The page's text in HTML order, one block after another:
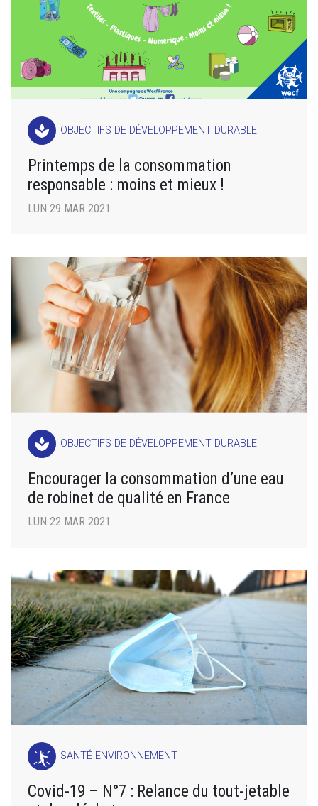
spa OBJECTIFS DE DÉVELOPPEMENT DURABLE
Printemps de la consommation
responsable : moins et mieux !
LUN 29 MAR 2021
spa OBJECTIFS DE DÉVELOPPEMENT DURABLE
Encourager la consommation d’une eau
de robinet de qualité en France
LUN 22 MAR 2021
SANTÉ-ENVIRONNEMENT
Covid-19 – N°7 : Relance du tout-jetable